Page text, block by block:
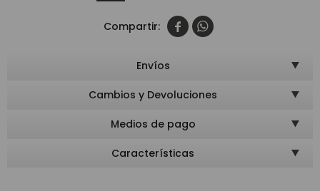
 
Envíos
Cambios y Devoluciones
Medios de pago
Características